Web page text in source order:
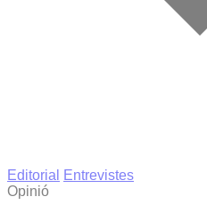
Editorial
Entrevistes
Opinió